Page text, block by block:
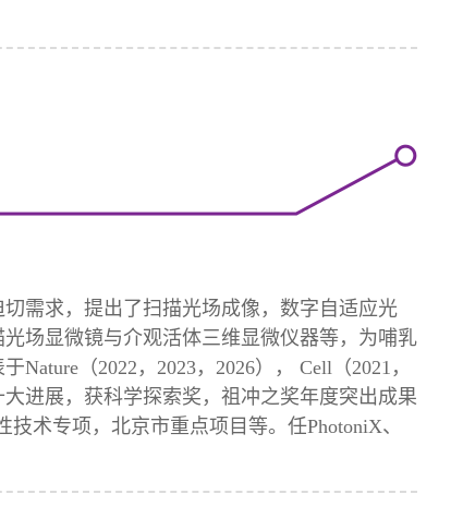
需求，提出了扫描光场成像，数字自适应光
场显微镜与介观活体三维显微仪器等，为哺乳
（2022，2023，2026）， Cell（2021，
大进展，获科学探索奖，祖冲之奖年度突出成果
术专项，北京市重点项目等。任PhotoniX、